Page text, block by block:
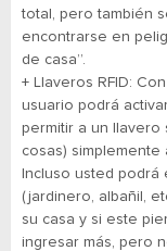
total, pero también
encontrarse en
de casa”.
+ Llaveros RFID:
usuario podrá
permitir a un llavero
cosas)
Incluso usted
(jardinero, albañil,
su casa y si este
ingresar más, pero